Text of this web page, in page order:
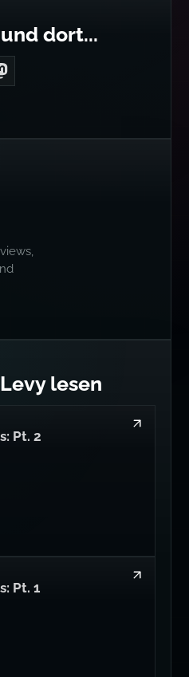
dort...
on LinkedIn
on Bluesky
me on Twitter
me on Mastodon
lesen
Pt. 2
Pt. 1